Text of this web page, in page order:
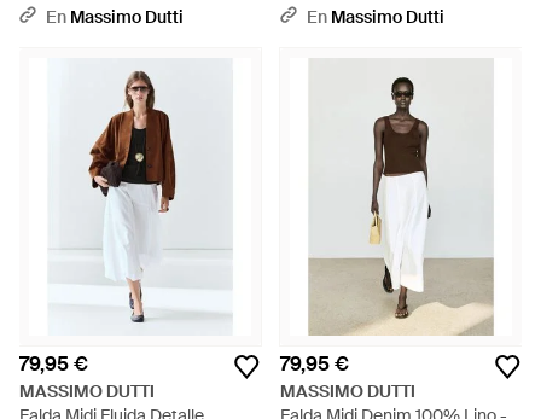
Ante - Marrón
En Massimo Dutti
Blanco
En Massimo Dutti
79,95 €
MASSIMO DUTTI
79,95 €
MASSIMO DUTTI